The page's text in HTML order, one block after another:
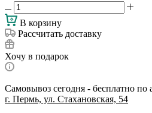
В корзину
Рассчитать доставку
Хочу в подарок
Самовывоз сегодня - бесплатно по
г. Пермь, ул. Стахановская, 54